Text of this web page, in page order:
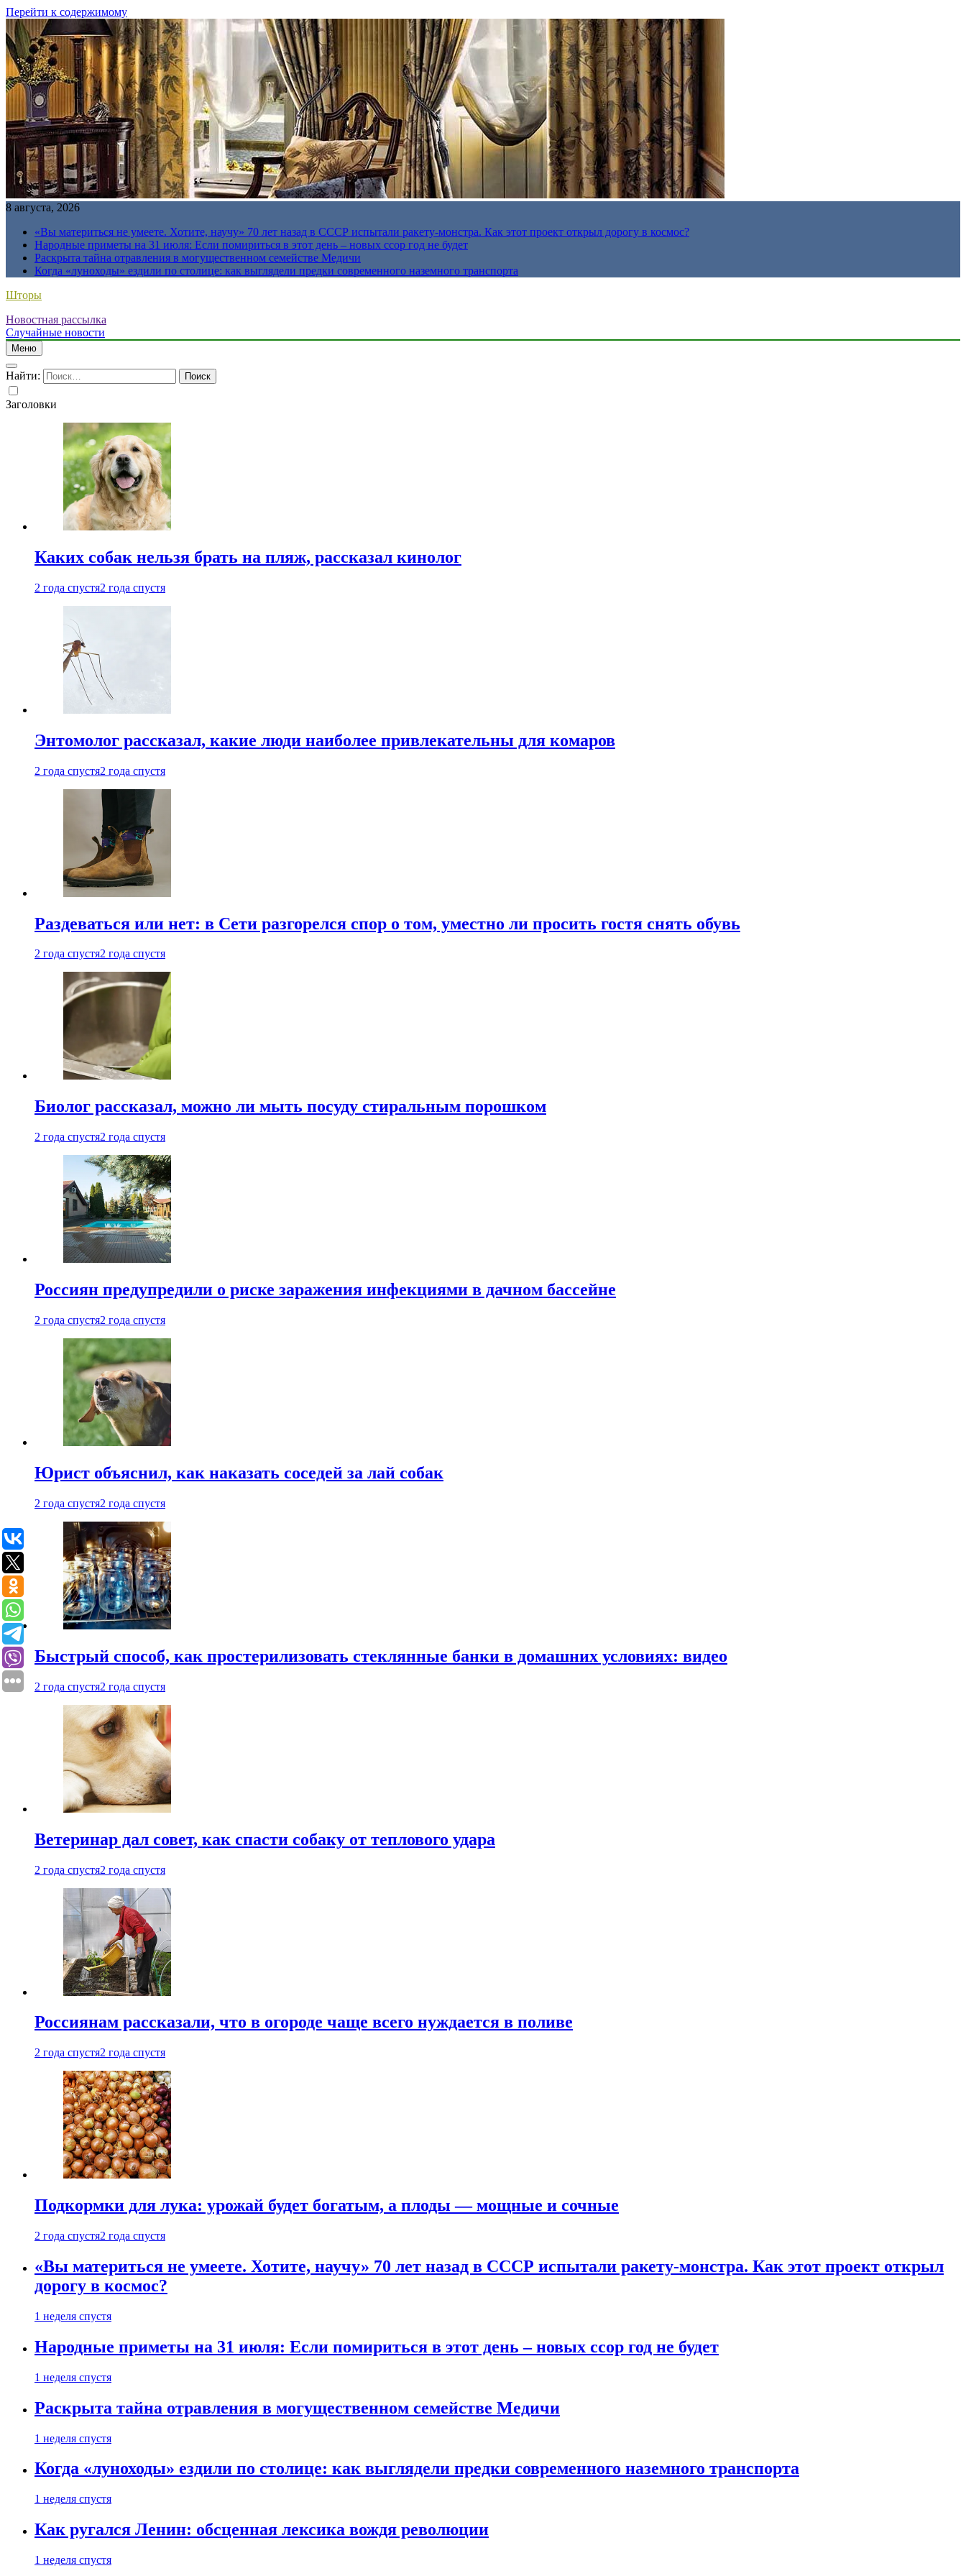
Перейти к содержимому
8 августа, 2026
«Вы материться не умеете. Хотите, научу» 70 лет назад в СССР испытали ракету-монстра. Как этот проект открыл дорогу в космос?
Народные приметы на 31 июля: Если помириться в этот день – новых ссор год не будет
Раскрыта тайна отравления в могущественном семействе Медичи
Когда «луноходы» ездили по столице: как выглядели предки современного наземного транспорта
Шторы
Новостная рассылка
Случайные новости
Меню
Найти:
Заголовки
Каких собак нельзя брать на пляж, рассказал кинолог
2 года спустя2 года спустя
Энтомолог рассказал, какие люди наиболее привлекательны для комаров
2 года спустя2 года спустя
Раздеваться или нет: в Сети разгорелся спор о том, уместно ли просить гостя снять обувь
2 года спустя2 года спустя
Биолог рассказал, можно ли мыть посуду стиральным порошком
2 года спустя2 года спустя
Россиян предупредили о риске заражения инфекциями в дачном бассейне
2 года спустя2 года спустя
Юрист объяснил, как наказать соседей за лай собак
2 года спустя2 года спустя
Быстрый способ, как простерилизовать стеклянные банки в домашних условиях: видео
2 года спустя2 года спустя
Ветеринар дал совет, как спасти собаку от теплового удара
2 года спустя2 года спустя
Россиянам рассказали, что в огороде чаще всего нуждается в поливе
2 года спустя2 года спустя
Подкормки для лука: урожай будет богатым, а плоды — мощные и сочные
2 года спустя2 года спустя
«Вы материться не умеете. Хотите, научу» 70 лет назад в СССР испытали ракету-монстра. Как этот проект открыл
дорогу в космос?
1 неделя спустя
Народные приметы на 31 июля: Если помириться в этот день – новых ссор год не будет
1 неделя спустя
Раскрыта тайна отравления в могущественном семействе Медичи
1 неделя спустя
Когда «луноходы» ездили по столице: как выглядели предки современного наземного транспорта
1 неделя спустя
Как ругался Ленин: обсценная лексика вождя революции
1 неделя спустя